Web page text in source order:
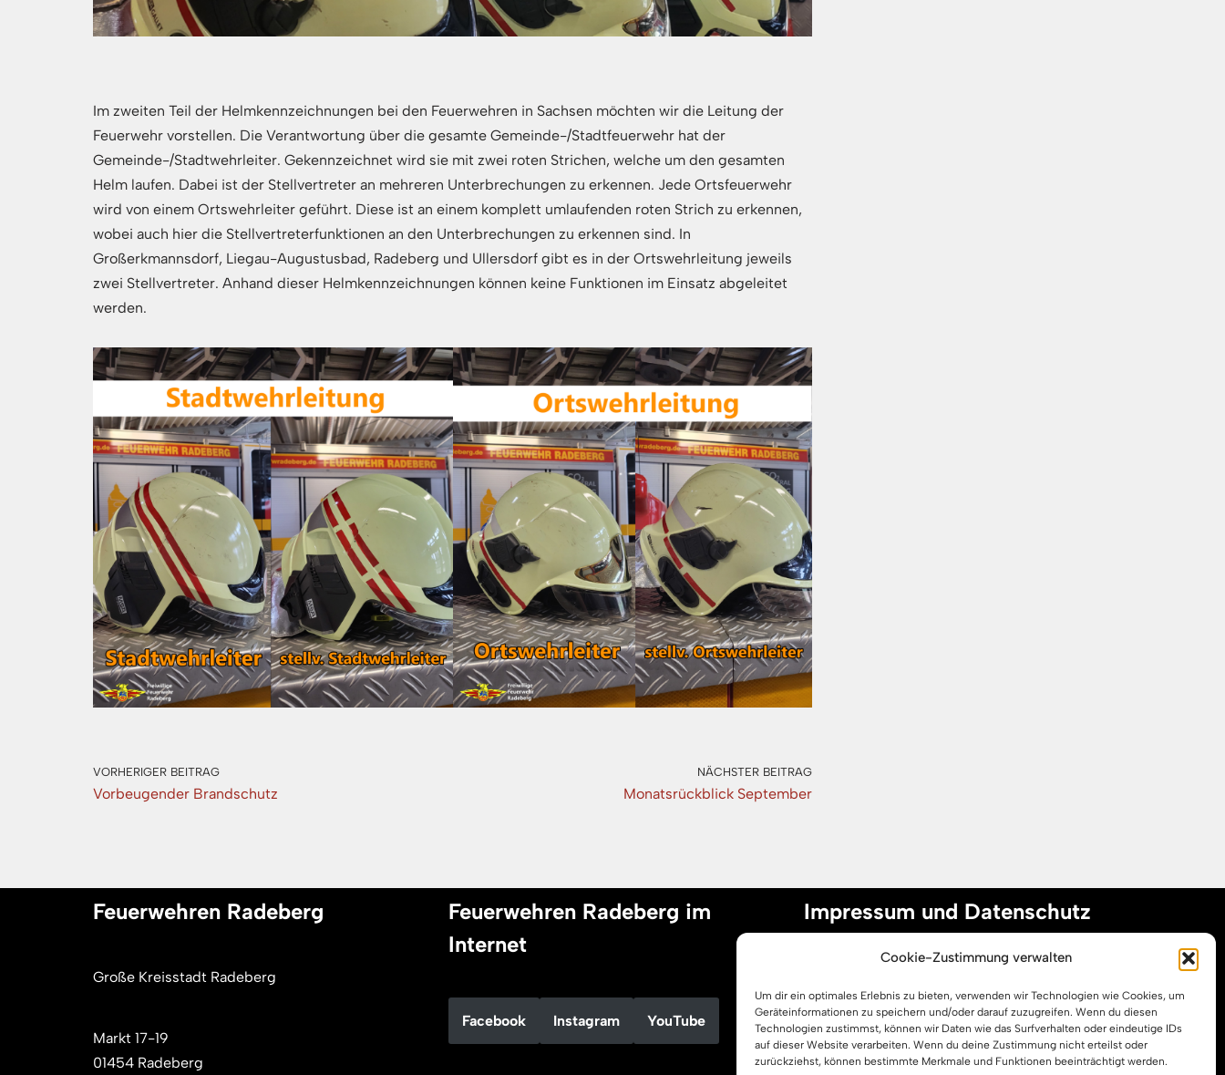
Cookie-Zustimmung verwalten
Um dir ein optimales Erlebnis zu bieten, verwenden wir Technologien wie Cookies, um
Geräteinformationen zu speichern und/oder darauf zuzugreifen. Wenn du diesen
Technologien zustimmst, können wir Daten wie das Surfverhalten oder eindeutige IDs
auf dieser Website verarbeiten. Wenn du deine Zustimmung nicht erteilst oder
zurückziehst, können bestimmte Merkmale und Funktionen beeinträchtigt werden.
Im zweiten Teil der Helmkennzeichnungen bei den Feuerwehren in Sachsen möchten wir die Leitung der
Feuerwehr vorstellen. Die Verantwortung über die gesamte Gemeinde-/Stadtfeuerwehr hat der
Gemeinde-/Stadtwehrleiter. Gekennzeichnet wird sie mit zwei roten Strichen, welche um den gesamten
Helm laufen. Dabei ist der Stellvertreter an mehreren Unterbrechungen zu erkennen. Jede Ortsfeuerwehr
wird von einem Ortswehrleiter geführt. Diese ist an einem komplett umlaufenden roten Strich zu erkennen,
wobei auch hier die Stellvertreterfunktionen an den Unterbrechungen zu erkennen sind. In
Großerkmannsdorf, Liegau-Augustusbad, Radeberg und Ullersdorf gibt es in der Ortswehrleitung jeweils
zwei Stellvertreter. Anhand dieser Helmkennzeichnungen können keine Funktionen im Einsatz abgeleitet
werden.
VORHERIGER BEITRAG
Vorbeugender Brandschutz
NÄCHSTER BEITRAG
Monatsrückblick September
Feuerwehren Radeberg
Große Kreisstadt Radeberg
Markt 17-19
01454 Radeberg
Feuerwehren Radeberg im
Internet
Facebook Instagram YouTube
Impressum und Datenschutz
Datenschutzerklärung
Cookie-Richtlinie (EU)